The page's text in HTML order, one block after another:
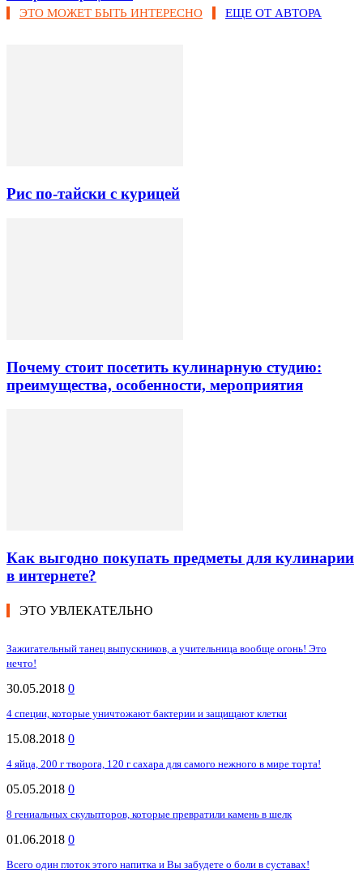
ЭТО МОЖЕТ БЫТЬ ИНТЕРЕСНО ЕЩЕ ОТ АВТОРА
Рис по-тайски с курицей
Почему стоит посетить кулинарную студию:
преимущества, особенности, мероприятия
Как выгодно покупать предметы для кулинарии
в интернете?
ЭТО УВЛЕКАТЕЛЬНО
Зажигательный танец выпускников, а учительница вообще огонь! Это
нечто!
30.05.2018 0
4 специи, которые уничтожают бактерии и защищают клетки
15.08.2018 0
4 яйца, 200 г творога, 120 г сахара для самого нежного в мире торта!
05.05.2018 0
8 гениальных скульпторов, которые превратили камень в шелк
01.06.2018 0
Всего один глоток этого напитка и Вы забудете о боли в суставах!